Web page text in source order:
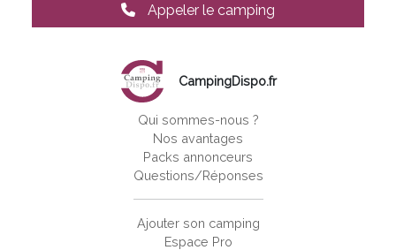
Appeler le camping
CampingDispo.fr
Qui sommes-nous ?
Nos avantages
Packs annonceurs
Questions/Réponses
Ajouter son camping
Espace Pro